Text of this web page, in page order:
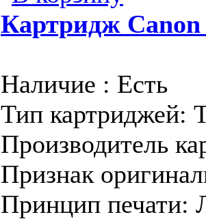
Картридж Canon
Наличие : Есть
Тип картриджей:
Производитель
Признак
Принцип печати: